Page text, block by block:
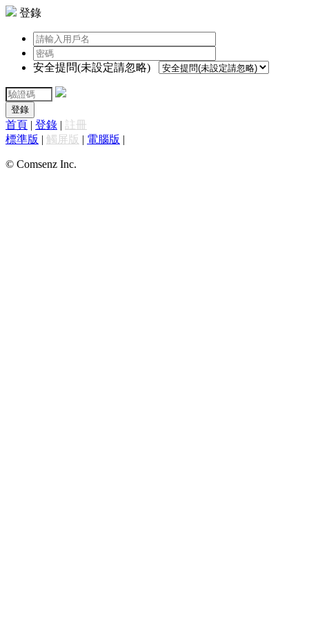
登錄
安全提問(未設定請忽略)
登錄
首頁 | 登錄 | 註冊
標準版 | 觸屏版 | 電腦版 |
© Comsenz Inc.